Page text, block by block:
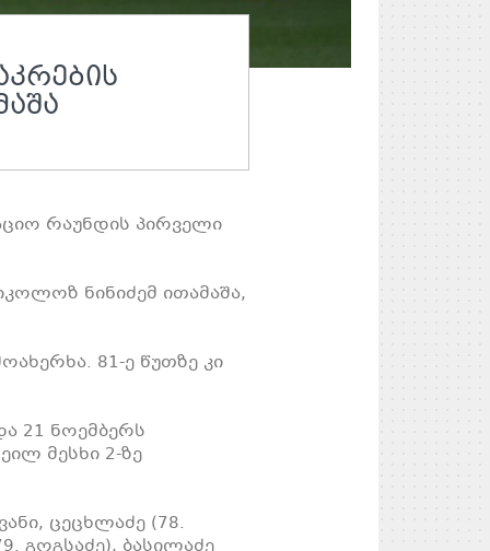
რაუნდის პირველი
ნინიძემ ითამაშა,
81-ე წუთზე კი
21 ნოემბერს
მესხი 2-ზე
ცეცხლაძე (78.